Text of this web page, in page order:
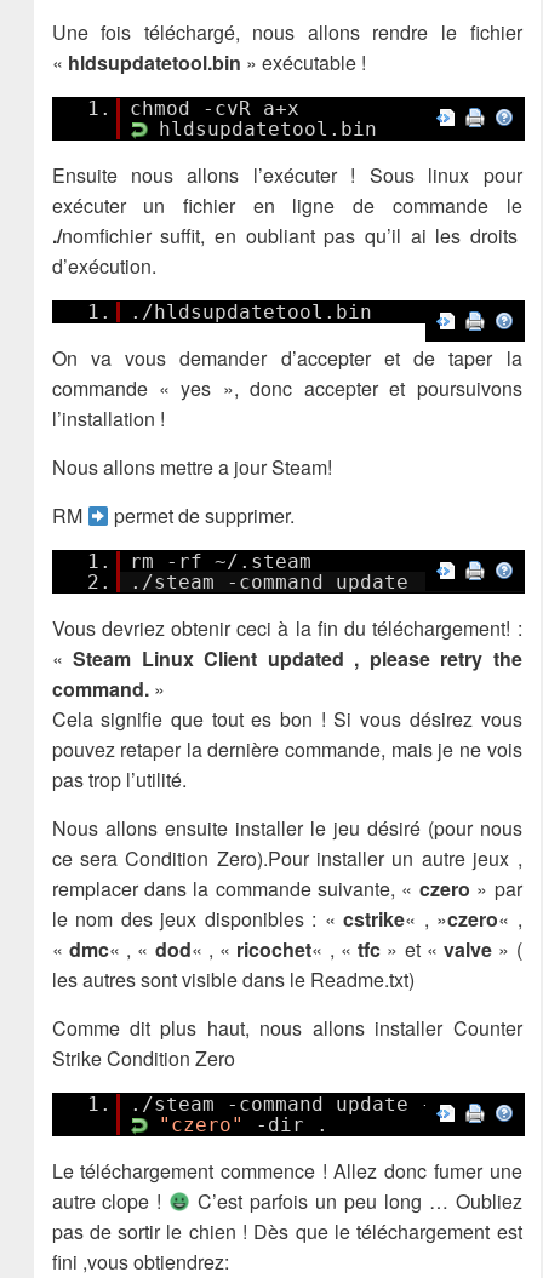
Une fois téléchargé, nous allons rendre le fichier
« hldsupdatetool.bin » exécutable !
1.
chmod -cvR a+x
hldsupdatetool.bin
Ensuite nous allons l’exécuter ! Sous linux pour
exécuter un fichier en ligne de commande le
./nomfichier suffit, en oubliant pas qu’il ai les droits
d’exécution.
1. ./hldsupdatetool.bin
On va vous demander d’accepter et de taper la
commande « yes », donc accepter et poursuivons
l’installation !
Nous allons mettre a jour Steam!
RM
permet de supprimer.
1.
rm -rf ~/.steam
2.
./steam -command update
Vous devriez obtenir ceci à la fin du téléchargement! :
«Steam Linux Client updated , please retry the
command.»
Cela signifie que tout es bon ! Si vous désirez vous
pouvez retaper la dernière commande, mais je ne vois
pas trop l’utilité.
Nous allons ensuite installer le jeu désiré (pour nous
ce sera Condition Zero).Pour installer un autre jeux ,
remplacer dans la commande suivante, « czero » par
le nom des jeux disponibles : «cstrike« , »czero« ,
« dmc« , « dod« , « ricochet« , «tfc » et «valve » (
les autres sont visible dans le Readme.txt)
Comme dit plus haut, nous allons installer Counter
Strike Condition Zero
1.
./steam -command update -game
"czero"
-dir .
Le téléchargement commence ! Allez donc fumer une
autre clope !
C’est parfois un peu long … Oubliez
pas de sortir le chien ! Dès que le téléchargement est
fini ,vous obtiendrez: